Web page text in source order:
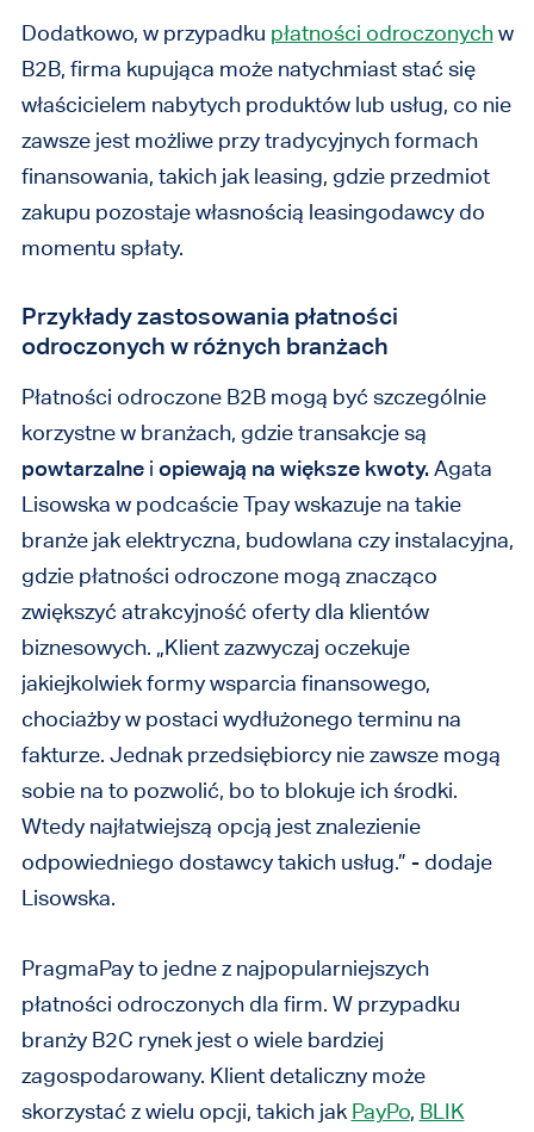
Dodatkowo, w przypadku płatności odroczonychw
B2B, firma kupująca może natychmiast stać się
właścicielem nabytych produktów lub usług, co nie
zawsze jest możliwe przy tradycyjnych formach
finansowania, takich jak leasing, gdzie przedmiot
zakupu pozostaje własnością leasingodawcy do
momentu spłaty.
Przykłady zastosowania płatności
odroczonych w różnych branżach
Płatności odroczone B2B mogą być szczególnie
korzystne w branżach, gdzie transakcje są
powtarzalnei opiewają na większe kwoty.Agata
Lisowska w podcaście Tpay wskazuje na takie
branże jak elektryczna, budowlana czy instalacyjna,
gdzie płatności odroczone mogą znacząco
zwiększyć atrakcyjność oferty dla klientów
biznesowych. „Klient zazwyczaj oczekuje
jakiejkolwiek formy wsparcia finansowego,
chociażby w postaci wydłużonego terminu na
fakturze. Jednak przedsiębiorcy nie zawsze mogą
sobie na to pozwolić, bo to blokuje ich środki.
Wtedy najłatwiejszą opcją jest znalezienie
odpowiedniego dostawcy takich usług.” - dodaje
Lisowska.
PragmaPay to jedne z najpopularniejszych
płatności odroczonych dla firm. W przypadku
branży B2C rynek jest o wiele bardziej
zagospodarowany. Klient detaliczny może
skorzystać z wielu opcji, takich jak PayPo, BLIK